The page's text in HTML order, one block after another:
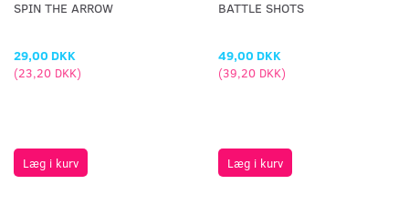
SPIN THE ARROW
29,00 DKK
(23,20 DKK)
Læg i kurv
BATTLE SHOTS
49,00 DKK
(39,20 DKK)
Læg i kurv